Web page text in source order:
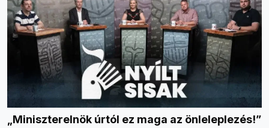
„Miniszterelnök úrtól ez maga az önleleplezés!”